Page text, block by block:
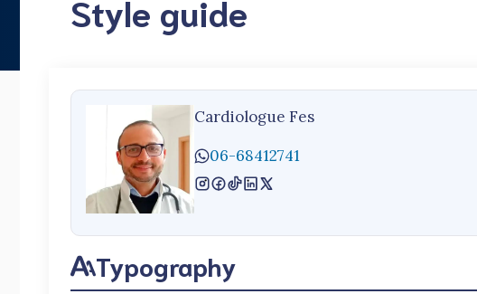
Style guide
Cardiologue Fes
06-68412741
Typography